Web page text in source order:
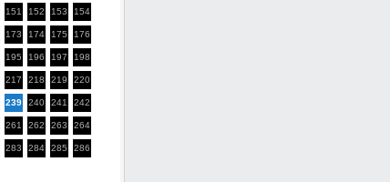
151 152 153 154
173 174 175 176
195 196 197 198
217 218 219 220
239 240 241 242
261 262 263 264
283 284 285 286